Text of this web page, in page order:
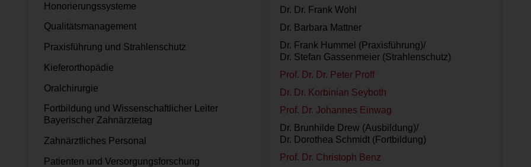
Honorierungssysteme
Qualitätsmanagement
Praxisführung und Strahlenschutz
Kieferorthopädie
Oralchirurgie
Fortbildung und Wissenschaftlicher Leiter
Bayerischer Zahnärztetag
Zahnärztliches Personal
Patienten und Versorgungsforschung
Dr. Dr. Frank Wohl
Dr. Barbara Mattner
Dr. Frank Hummel (Praxisführung)/
Dr. Stefan Gassenmeier (Strahlenschutz)
Prof. Dr. Dr. Peter Proff
Dr. Dr. Korbinian Seyboth
Prof. Dr. Johannes Einwag
Dr. Brunhilde Drew (Ausbildung)/
Dr. Dorothea Schmidt (Fortbildung)
Prof. Dr. Christoph Benz